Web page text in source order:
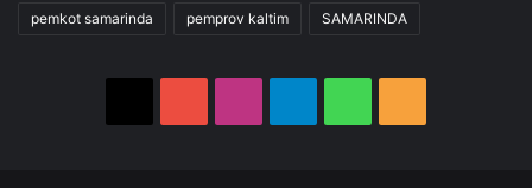
pemkot samarinda pemprov kaltim SAMARINDA